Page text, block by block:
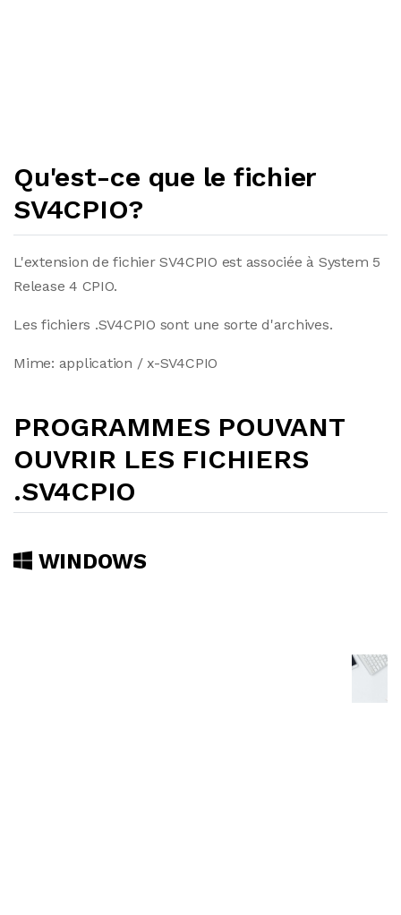
Qu'est-ce que le fichier
SV4CPIO?
L'extension de fichier SV4CPIO est associée à System 5
Release 4 CPIO.
Les fichiers .SV4CPIO sont une sorte d'archives.
Mime: application / x-SV4CPIO
PROGRAMMES POUVANT
OUVRIR LES FICHIERS
.SV4CPIO
WINDOWS